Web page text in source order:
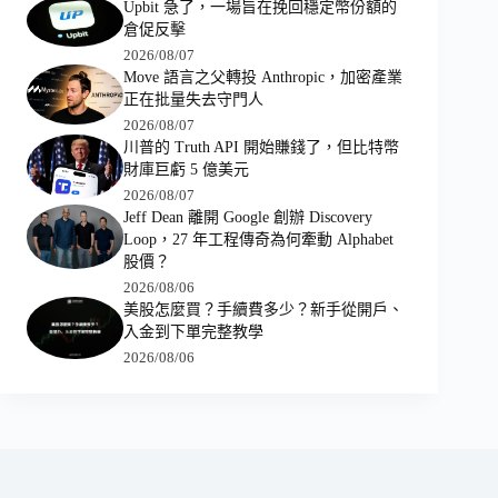
Upbit 急了，一場旨在挽回穩定幣份額的
倉促反擊
2026/08/07
Move 語言之父轉投 Anthropic，加密產業
正在批量失去守門人
2026/08/07
川普的 Truth API 開始賺錢了，但比特幣
財庫巨虧 5 億美元
2026/08/07
Jeff Dean 離開 Google 創辦 Discovery
Loop，27 年工程傳奇為何牽動 Alphabet
股價？
2026/08/06
美股怎麼買？手續費多少？新手從開戶、
入金到下單完整教學
2026/08/06